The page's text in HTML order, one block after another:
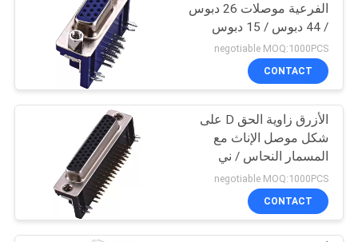
دين 41612 موصل
9
الفرعية موصلات 26 دبوس
/ 44 دبوس / 15 دبوس
PBT
negotiable MOQ:1000PCS
CONTACT
الأزرق زاوية الحق D على
شكل موصل الإناث مع
المسمار النحاس / ني
مطلي
negotiable MOQ:1000PCS
CONTACT